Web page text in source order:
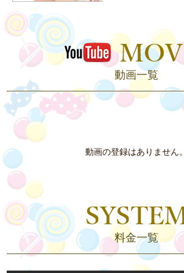
動画一覧
動画の登録はありません。
料金一覧